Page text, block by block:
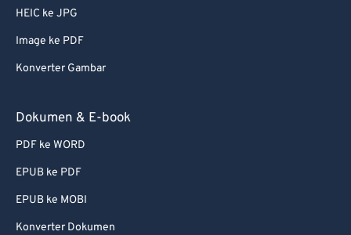
HEIC ke JPG
Image ke PDF
Konverter Gambar
Dokumen & E-book
PDF ke WORD
EPUB ke PDF
EPUB ke MOBI
Konverter Dokumen